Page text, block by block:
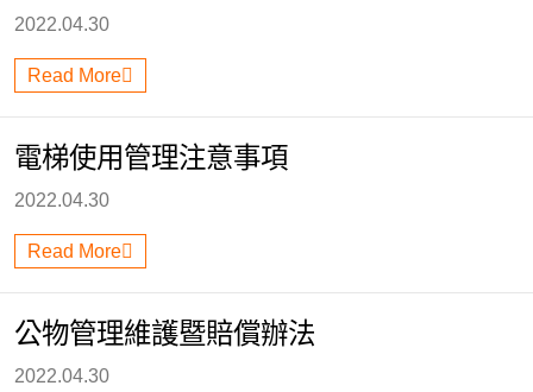
2022.04.30
Read More
電梯使用管理注意事項
2022.04.30
Read More
公物管理維護暨賠償辦法
2022.04.30